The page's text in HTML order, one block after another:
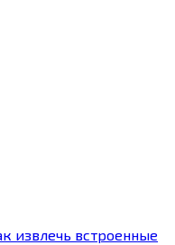
извлечь встроенные